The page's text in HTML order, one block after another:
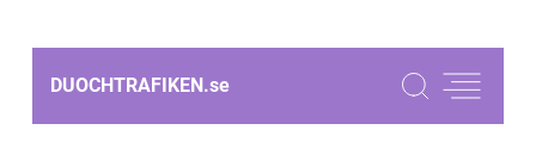
DUOCHTRAFIKEN.se